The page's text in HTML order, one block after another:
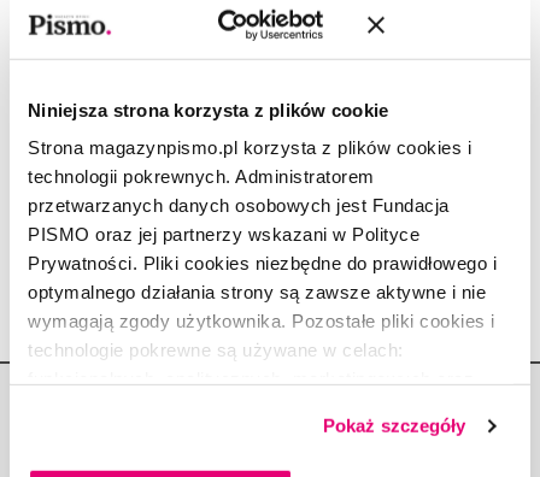
Niniejsza strona korzysta z plików cookie
Strona magazynpismo.pl korzysta z plików cookies i
technologii pokrewnych. Administratorem
przetwarzanych danych osobowych jest Fundacja
PISMO oraz jej partnerzy wskazani w Polityce
Prywatności. Pliki cookies niezbędne do prawidłowego i
optymalnego działania strony są zawsze aktywne i nie
wymagają zgody użytkownika. Pozostałe pliki cookies i
technologie pokrewne są używane w celach:
dobrowolną zgodę na pliki cookies i technologie
pokrewne, zgadzasz się na przechowywanie informacji
Pokaż szczegóły
Gdzie się ukryły morderczynie?
MAGDALENA NOWICKA-FRANCZAK
OPOWIADANIE
Mam do pana kilka pytań
REBECCA MAKKAI